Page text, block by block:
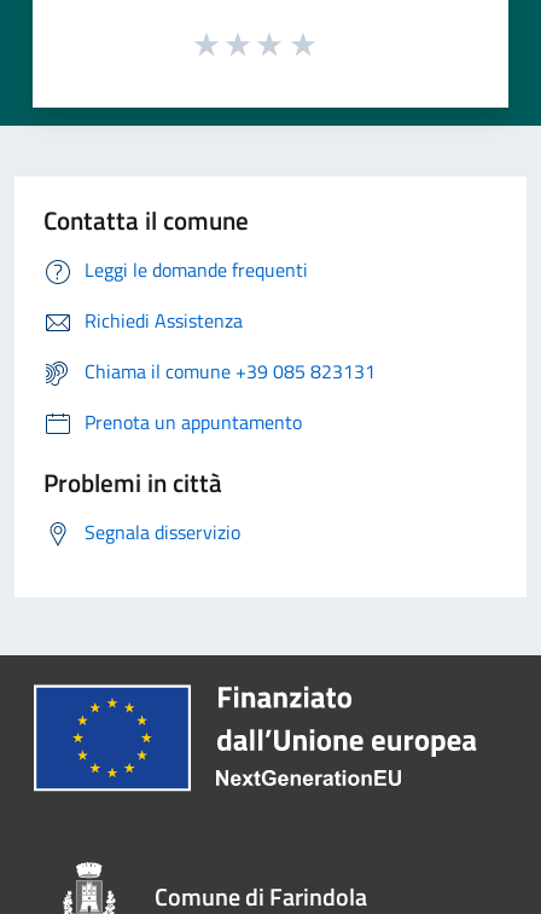
Contatta il comune
Leggi le domande frequenti
Richiedi Assistenza
Chiama il comune +39 085 823131
Prenota un appuntamento
Problemi in città
Segnala disservizio
Comune di Farindola